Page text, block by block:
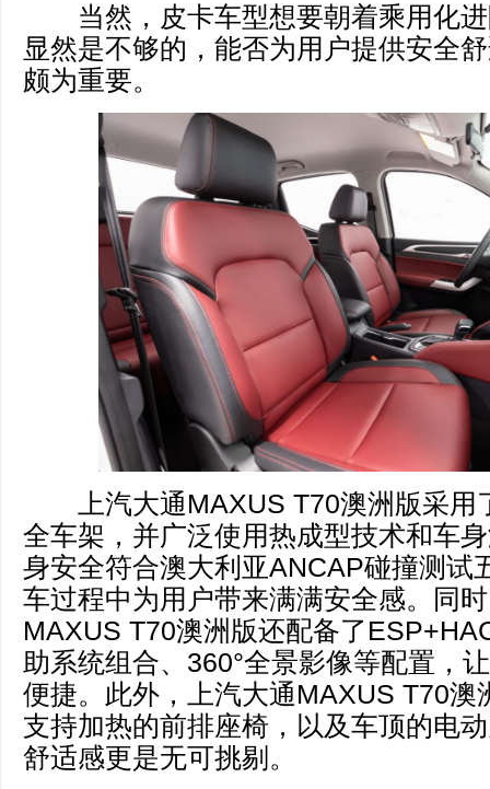
当然，皮卡车型想要朝着乘用化进
显然是不够的，能否为用户提供安全
颇为重要。
上汽大通MAXUS T70澳洲版采用
全车架，并广泛使用热成型技术和车
身安全符合澳大利亚ANCAP碰撞测试
车过程中为用户带来满满安全感。同
MAXUS T70澳洲版还配备了
助系统组合、360°全景影像等配置，
便捷。此外，上汽大通MAXUS T70澳
支持加热的前排座椅，以及车顶的电
舒适感更是无可挑剔。